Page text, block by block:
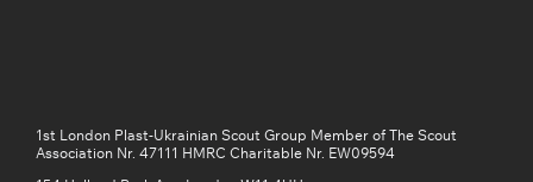
1st London Plast-Ukrainian Scout Group Member of The Scout
Association Nr. 47111 HMRC Charitable Nr. EW09594